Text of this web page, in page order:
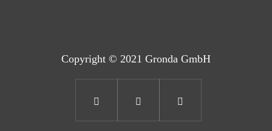
Copyright © 2021 Gronda GmbH